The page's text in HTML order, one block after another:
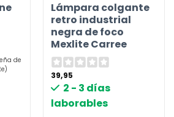
de
Lámpara colgante
retro industrial
negra de foco
Mexlite Carree
39,95
2 - 3 días
laborables